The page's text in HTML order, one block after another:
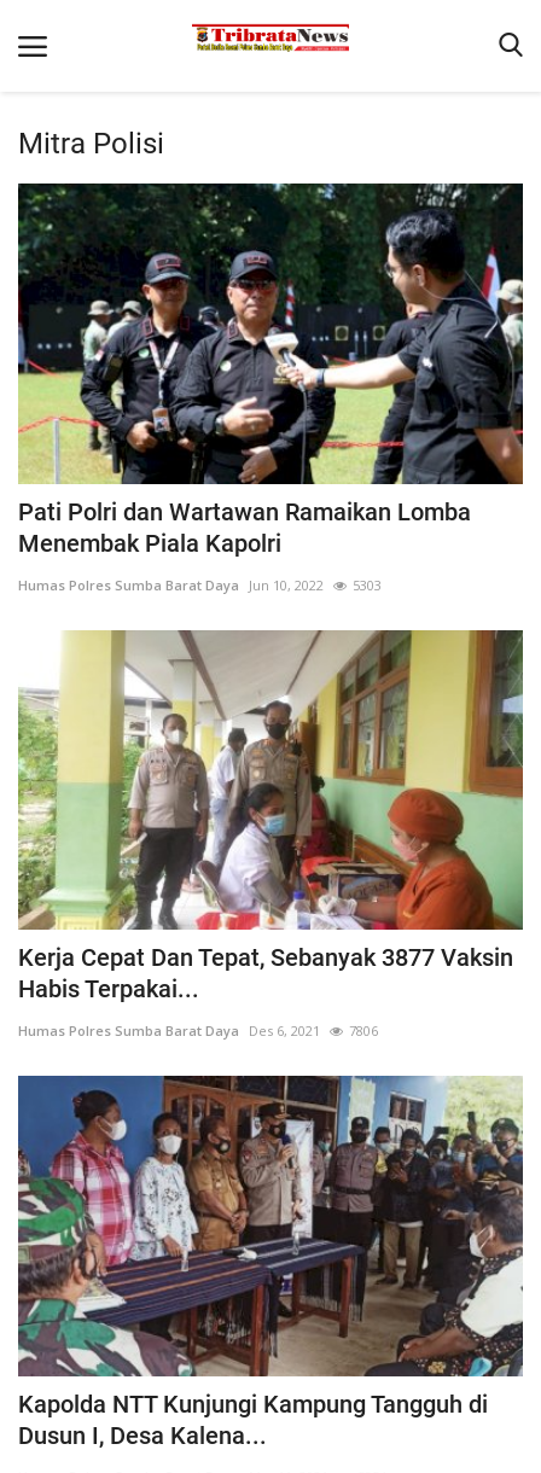
Binkam
Terms & Conditions
Reskrim
Polisi Kita
Giat Ops
Lantas
Mitra Polisi
Satwil
Mitra Polisi
Pati Polri dan Wartawan Ramaikan Lomba
Menembak Piala Kapolri
Humas Polres Sumba Barat Daya Jun 10, 2022 5303
Kerja Cepat Dan Tepat, Sebanyak 3877 Vaksin
Habis Terpakai...
Humas Polres Sumba Barat Daya Des 6, 2021 7806
Kapolda NTT Kunjungi Kampung Tangguh di
Dusun I, Desa Kalena...